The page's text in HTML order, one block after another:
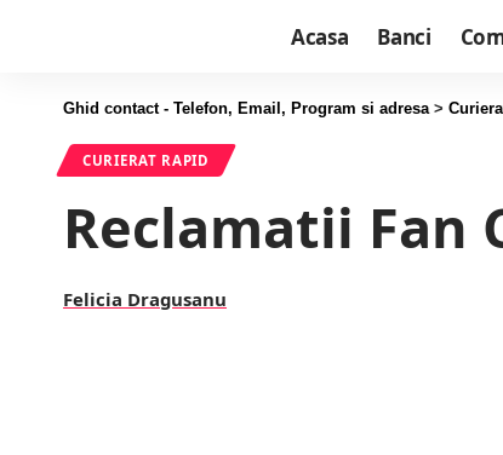
Acasa Banci
Ghid contact - Telefon, Email, Program si adresa>
CURIERAT RAPID
Reclamatii Fan
Felicia Dragusanu